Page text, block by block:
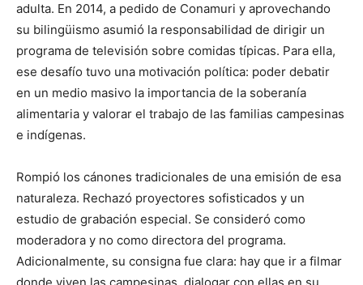
adulta. En 2014, a pedido de Conamuri y aprovechando
su bilingüismo asumió la responsabilidad de dirigir un
programa de televisión sobre comidas típicas. Para ella,
ese desafío tuvo una motivación política: poder debatir
en un medio masivo la importancia de la soberanía
alimentaria y valorar el trabajo de las familias campesinas
e indígenas.
Rompió los cánones tradicionales de una emisión de esa
naturaleza. Rechazó proyectores sofisticados y un
estudio de grabación especial. Se consideró como
moderadora y no como directora del programa.
Adicionalmente, su consigna fue clara: hay que ir a filmar